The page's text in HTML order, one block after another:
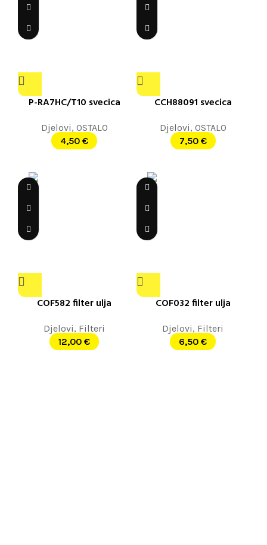
P-RA7HC/T10 svecica
Djelovi, OSTALO
4,50 €
CCH88091 svecica
Djelovi, OSTALO
7,50 €
COF582 filter ulja
Djelovi, Filteri
12,00 €
COF032 filter ulja
Djelovi, Filteri
6,50 €